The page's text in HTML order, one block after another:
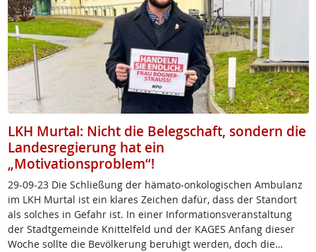
LKH Murtal: Nicht die Belegschaft, sondern die
Landesregierung hat ein
„Motivationsproblem“!
29-09-23 Die Sch­lie­ßung der hä­ma­to-on­ko­lo­gi­schen Am­bu­lanz
im LKH Mur­tal ist ein kla­res Zei­chen da­für, dass der Stand­ort
als sol­ches in Ge­fahr ist. In ei­ner In­for­ma­ti­ons­ver­an­stal­tung
der Stadt­ge­mein­de Knit­tel­feld und der KA­GES An­fang die­ser
Wo­che soll­te die Be­völ­ke­rung be­ru­higt wer­den, doch die…